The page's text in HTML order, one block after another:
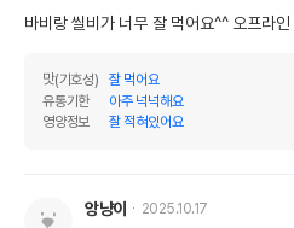
바비랑 씰비가 너무 잘 먹어요^^ 오프라
맛(기호성)
잘 먹어요
유통기한
아주 넉넉해요
영양정보
잘 적혀있어요
앙냥이 2025.10.17